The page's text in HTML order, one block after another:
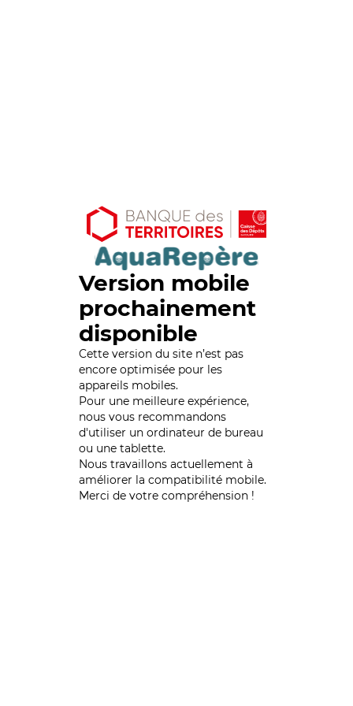
Version mobile
prochainement
disponible
Cette version du site n’est pas
encore optimisée pour les
appareils mobiles.
Pour une meilleure expérience,
nous vous recommandons
d'utiliser un ordinateur de bureau
ou une tablette.
Nous travaillons actuellement à
améliorer la compatibilité mobile.
Merci de votre compréhension !